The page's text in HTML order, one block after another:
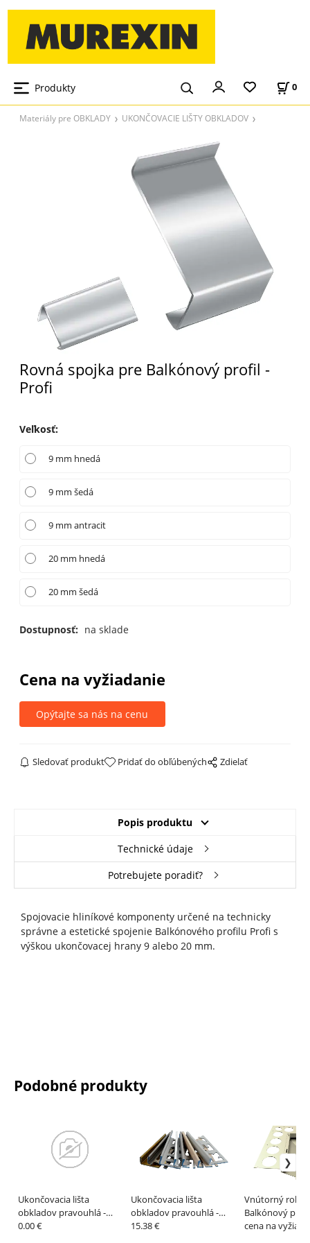
Produkty 0
Materiály pre OBKLADY UKONČOVACIE LIŠTY OBKLADOV
Rovná spojka pre Balkónový profil -
Profi
Veľkosť:
9 mm hnedá
9 mm šedá
9 mm antracit
20 mm hnedá
20 mm šedá
Dostupnosť: na sklade
Cena na vyžiadanie
Opýtajte sa nás na cenu
Sledovať produkt Pridať do obľúbených Zdielať
Popis produktu
Technické údaje
Potrebujete poradiť?
Spojovacie hliníkové komponenty určené na technicky
správne a estetické spojenie Balkónového profilu Profi s
výškou ukončovacej hrany 9 alebo 20 mm.
Podobné produkty
Ukončovacia lišta
obkladov pravouhlá -
Nerez V2A matná - 3 bm
0.00 €
Ukončovacia lišta
obkladov pravouhlá -
Hliník prírodný
15.38 €
Vnútorný roh
Balkónový
cena na